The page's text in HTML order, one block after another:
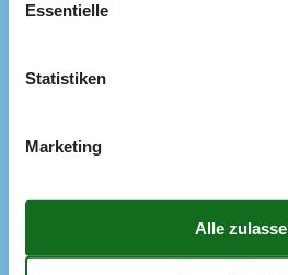
Kühlschrank m/Gefrierfach
Kühlschrank
Wasserkocher
WI-FI
Golf-Urlaub
Essentielle
Statistiken
Marketing